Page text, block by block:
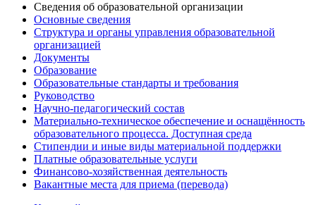
Сведения об образовательной организации
Основные сведения
Структура и органы управления образовательной
организацией
Документы
Образование
Образовательные стандарты и требования
Руководство
Научно-педагогический состав
Материально-техническое обеспечение и оснащённость
образовательного процесса. Доступная среда
Стипендии и иные виды материальной поддержки
Платные образовательные услуги
Финансово-хозяйственная деятельность
Вакантные места для приема (перевода)